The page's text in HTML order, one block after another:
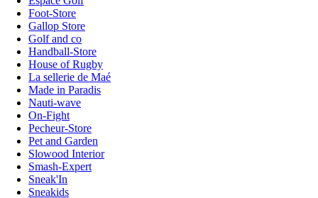
Foot-Store
Gallop Store
Golf and co
Handball-Store
House of Rugby
La sellerie de Maé
Made in Paradis
Nauti-wave
On-Fight
Pecheur-Store
Pet and Garden
Slowood Interior
Smash-Expert
Sneak'In
Sneakids